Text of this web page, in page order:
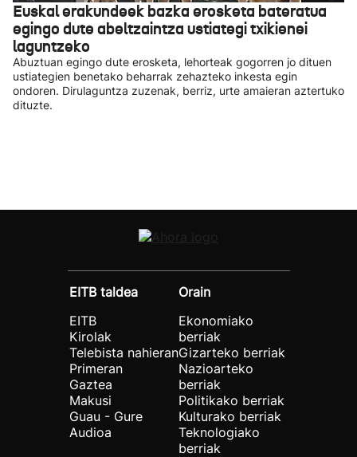
Euskal erakundeek bazka erosketa bateratua
egingo dute abeltzaintza ustiategi txikienei
laguntzeko
Abuztuan egingo dute erosketa, lehorteak gogorren jo dituen
ustiategien benetako beharrak zehazteko inkesta egin
ondoren. Dirulaguntza zuzenak, berriz, urte amaieran aztertuko
dituzte.
EITB taldea
EITB
Kirolak
Telebista nahieran
Primeran
Gaztea
Makusi
Guau - Gure
Audioa
Orain
Ekonomiako
berriak
Gizarteko berriak
Nazioarteko
berriak
Politikako berriak
Kulturako berriak
Teknologiako
berriak